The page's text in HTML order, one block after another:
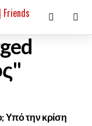
Υπό την κρίση